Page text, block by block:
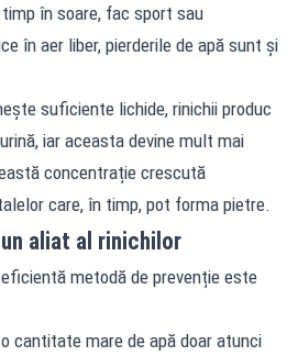
în soare, fac sport sau
în aer liber, pierderile de apă sunt și
suficiente lichide, rinichii produc
iar aceasta devine mult mai
concentrație crescută
care, în timp, pot forma pietre.
aliat al rinichilor
metodă de prevenție este
cantitate mare de apă doar atunci